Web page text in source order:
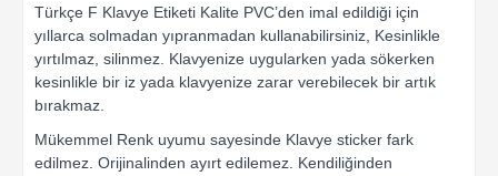
Türkçe F Klavye Etiketi Kalite PVC’den imal edildiği için
yıllarca solmadan yıpranmadan kullanabilirsiniz, Kesinlikle
yırtılmaz, silinmez. Klavyenize uygularken yada sökerken
kesinlikle bir iz yada klavyenize zarar verebilecek bir artık
bırakmaz.
Mükemmel Renk uyumu sayesinde Klavye sticker fark
edilmez. Orijinalinden ayırt edilemez. Kendiliğinden